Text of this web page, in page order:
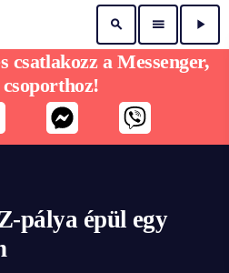
search menu play_arrow
pálya épül egy
csatlakozz a Messenger,